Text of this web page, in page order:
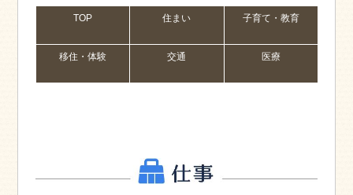
TOP 住まい 子育て・教育
移住・体験 交通 医療